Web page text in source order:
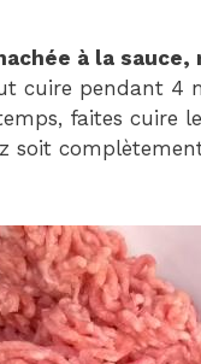
à la
cuire pendant 4
faites cuire
soit